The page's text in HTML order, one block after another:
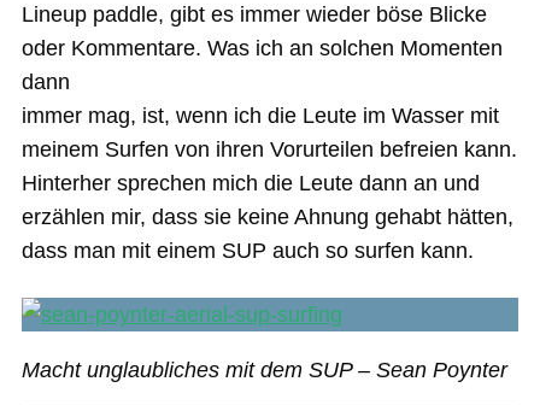
Lineup paddle, gibt es immer wieder böse Blicke
oder Kommentare. Was ich an solchen Momenten
dann
immer mag, ist, wenn ich die Leute im Wasser mit
meinem Surfen von ihren Vorurteilen befreien kann.
Hinterher sprechen mich die Leute dann an und
erzählen mir, dass sie keine Ahnung gehabt hätten,
dass man mit einem SUP auch so surfen kann.
Macht unglaubliches mit dem SUP – Sean Poynter